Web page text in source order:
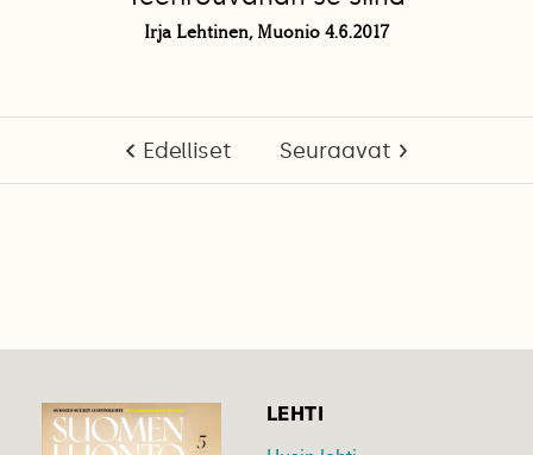
Irja Lehtinen, Muonio 4.6.2017
Edelliset Seuraavat
LEHTI